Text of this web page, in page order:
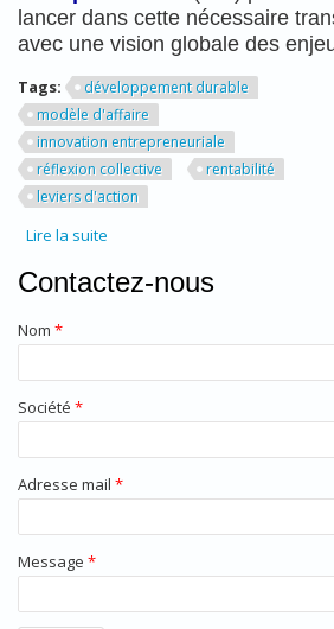
lancer dans cette nécessaire
avec une vision globale des
Tags:
développement durable
modèle d'affaire
innovation entrepreneuriale
réflexion collective
rentabilité
leviers d'action
Lire la suite
que nous vivons ?
Contactez-nous
Nom *
Société *
Adresse mail *
Message *